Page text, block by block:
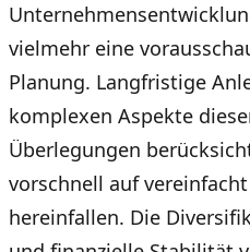
vielmehr eine
Planung. Langfristige
komplexen Aspekte
Überlegungen
vorschnell auf
hereinfallen. Die